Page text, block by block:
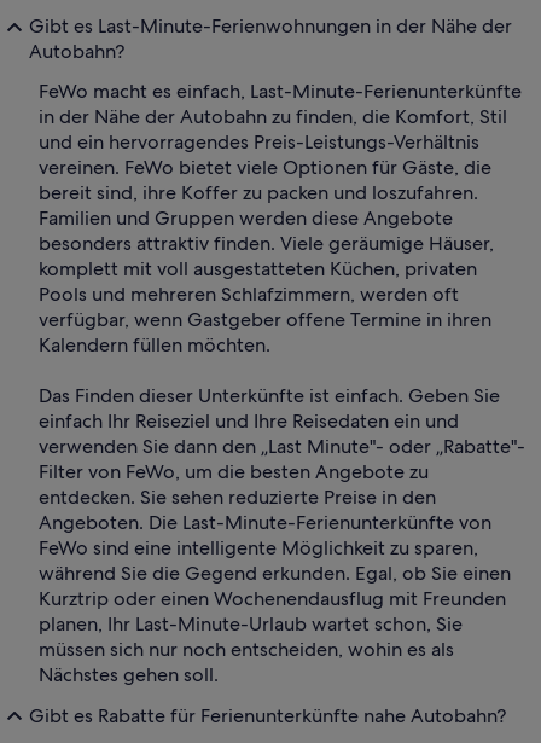
Gibt es Last-Minute-Ferienwohnungen in der Nähe der
Autobahn?
FeWo macht es einfach, Last-Minute-Ferienunterkünfte
in der Nähe der Autobahn zu finden, die Komfort, Stil
und ein hervorragendes Preis-Leistungs-Verhältnis
vereinen. FeWo bietet viele Optionen für Gäste, die
bereit sind, ihre Koffer zu packen und loszufahren.
Familien und Gruppen werden diese Angebote
besonders attraktiv finden. Viele geräumige Häuser,
komplett mit voll ausgestatteten Küchen, privaten
Pools und mehreren Schlafzimmern, werden oft
verfügbar, wenn Gastgeber offene Termine in ihren
Kalendern füllen möchten.
Das Finden dieser Unterkünfte ist einfach. Geben Sie
einfach Ihr Reiseziel und Ihre Reisedaten ein und
verwenden Sie dann den „Last Minute"- oder „Rabatte"-
Filter von FeWo, um die besten Angebote zu
entdecken. Sie sehen reduzierte Preise in den
Angeboten. Die Last-Minute-Ferienunterkünfte von
FeWo sind eine intelligente Möglichkeit zu sparen,
während Sie die Gegend erkunden. Egal, ob Sie einen
Kurztrip oder einen Wochenendausflug mit Freunden
planen, Ihr Last-Minute-Urlaub wartet schon, Sie
müssen sich nur noch entscheiden, wohin es als
Nächstes gehen soll.
Gibt es Rabatte für Ferienunterkünfte nahe Autobahn?